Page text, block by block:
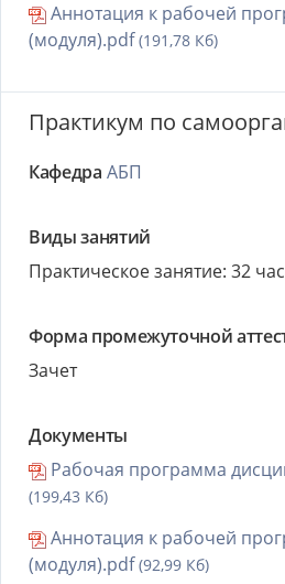
Аннотация к рабочей
(модуля).pdf(191,78 Кб)
Практикум по
Кафедра АБП
Виды занятий
Практическое занятие: 32
Форма промежуточной
Зачет
Документы
Рабочая программа
(199,43 Кб)
Аннотация к рабочей
(модуля).pdf(92,99 Кб)